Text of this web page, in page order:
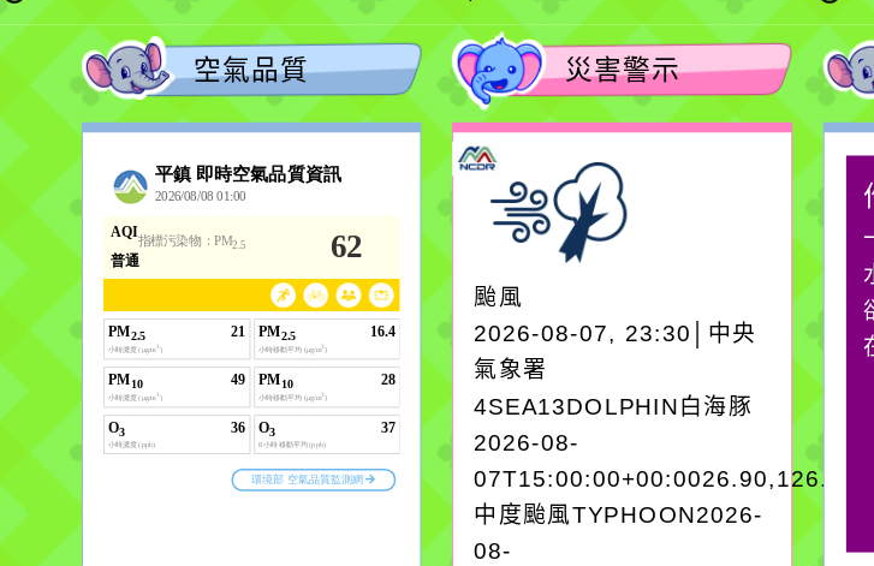
空氣品質 災害警示
颱風
2026-08-07, 23:30│中央
氣象署
4SEA13DOLPHIN白海豚
2026-08-
中度颱風TYPHOON2026-
08-
作者：網路小語
生活是一面鏡子。你對